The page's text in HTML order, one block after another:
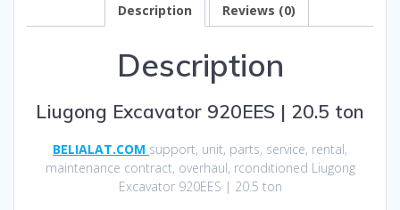
Description Reviews (0)
Description
Liugong Excavator 920EES | 20.5 ton
BELIALAT.COM support, unit, parts, service, rental,
maintenance contract, overhaul, rconditioned Liugong
Excavator 920EES | 20.5 ton